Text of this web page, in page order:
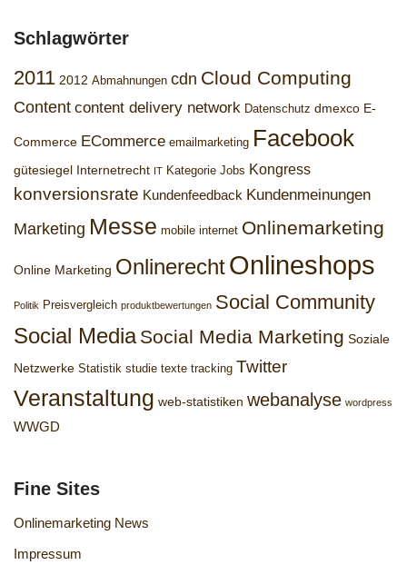
Schlagwörter
2011 2012 Abmahnungen cdn Cloud Computing
Content content delivery network Datenschutz dmexco E-
Commerce ECommerce emailmarketing Facebook
gütesiegel Internetrecht IT Kategorie Jobs Kongress
konversionsrate Kundenfeedback Kundenmeinungen
Marketing Messe mobile internet Onlinemarketing
Online Marketing OnlinerechtOnlineshops
Politik Preisvergleich produktbewertungen Social Community
Social Media Social Media Marketing Soziale
Netzwerke Statistik studie texte tracking Twitter
Veranstaltung web-statistiken webanalyse wordpress
WWGD
Fine Sites
Onlinemarketing News
Impressum